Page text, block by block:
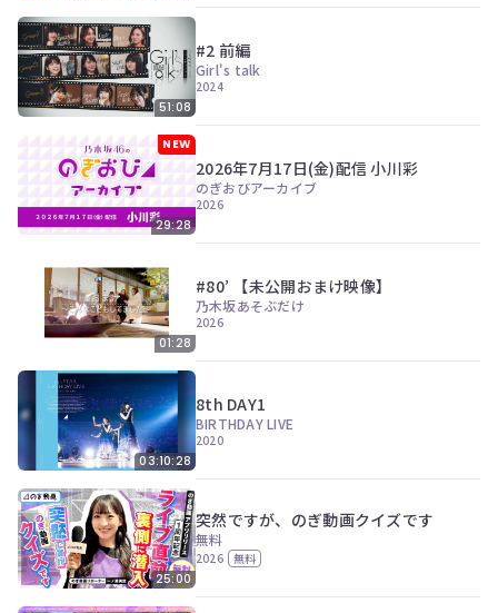
51:08
#2 前編
Girl's talk
2024
NEW
29:28
2026年7月17日(金)配信 小川彩
のぎおびアーカイブ
2026
01:28
#80’ 【未公開おまけ映像】
乃木坂あそぶだけ
2026
03:10:28
8th DAY1
BIRTHDAY LIVE
2020
25:00
突然ですが、のぎ動画クイズです
無料
2026 無料